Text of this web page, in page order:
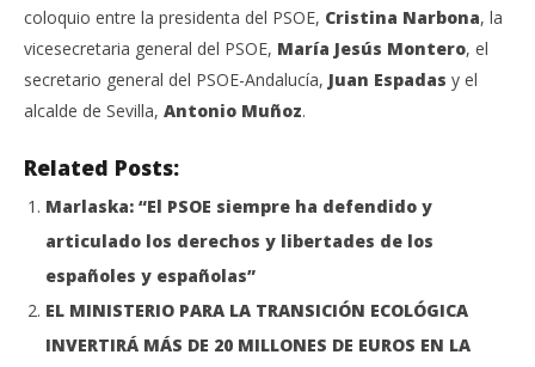
coloquio entre la presidenta del PSOE, Cristina Narbona, la
vicesecretaria general del PSOE, María Jesús Montero, el
secretario general del PSOE-Andalucía, Juan Espadas y el
alcalde de Sevilla, Antonio Muñoz.
Related Posts:
Marlaska: “El PSOE siempre ha defendido y
articulado los derechos y libertades de los
españoles y españolas”
EL MINISTERIO PARA LA TRANSICIÓN ECOLÓGICA
INVERTIRÁ MÁS DE 20 MILLONES DE EUROS EN LA